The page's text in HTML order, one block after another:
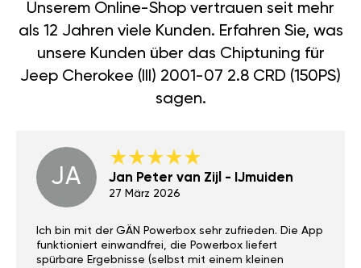
Unserem Online-Shop vertrauen seit mehr
als 12 Jahren viele Kunden. Erfahren Sie, was
unsere Kunden über das Chiptuning für
Jeep Cherokee (III) 2001-07 2.8 CRD (150PS)
sagen.
JA Jan Peter van Zijl - IJmuiden
27 März 2026
Ich bin mit der GÄN Powerbox sehr zufrieden. Die App
funktioniert einwandfrei, die Powerbox liefert
spürbare Ergebnisse (selbst mit einem kleinen